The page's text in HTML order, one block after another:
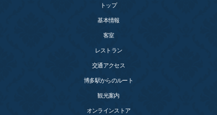
トップ
基本情報
客室
レストラン
交通アクセス
博多駅からのルート
観光案内
オンラインストア